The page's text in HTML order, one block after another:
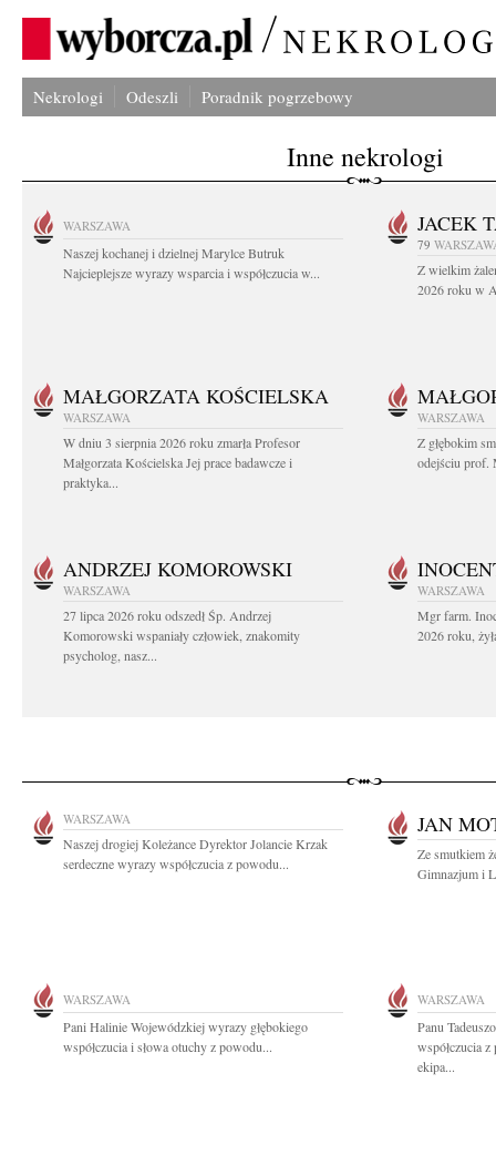
Nekrologi Odeszli Poradnik pogrzebowy
Inne nekrologi
WARSZAWA
Naszej kochanej i dzielnej Marylce Butruk
Najcieplejsze wyrazy wsparcia i współczucia w...
JACEK
79
Z wielkim
2026 roku w
MAŁGORZATA KOŚCIELSKA
WARSZAWA
W dniu 3 sierpnia 2026 roku zmarła Profesor
Małgorzata Kościelska Jej prace badawcze i
praktyka...
WARSZAWA
Z głębokim
odejściu prof.
ANDRZEJ KOMOROWSKI
WARSZAWA
27 lipca 2026 roku odszedł Śp. Andrzej
Komorowski wspaniały człowiek, znakomity
psycholog, nasz...
WARSZAWA
Mgr farm.
2026 roku,
WARSZAWA
Naszej drogiej Koleżance Dyrektor Jolancie Krzak
serdeczne wyrazy współczucia z powodu...
JAN
Ze smutkiem
Gimnazjum i
WARSZAWA
Pani Halinie Wojewódzkiej wyrazy głębokiego
współczucia i słowa otuchy z powodu...
WARSZAWA
Panu
współczucia
ekipa...